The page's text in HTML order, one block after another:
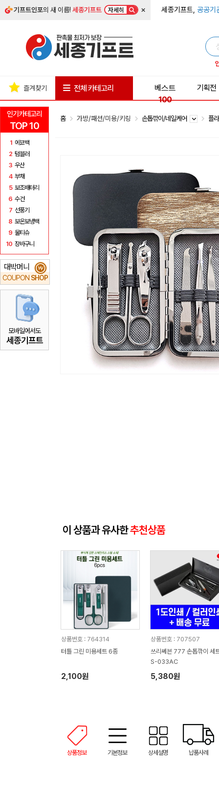
기프트인포의 새 이름!세종기프트 자세히 × 세종기프트, 공공기
인기카테고리
TOP 10
1 에코백
2 텀블러
3 우산
4 부채
5 보조배터리
6 수건
7 선풍기
8 보온보냉백
9 물티슈
10 장바구니
대박머니
COUPON SHOP
₩
모바일에서도
세종기프트
즐겨찾기 전체 카테고리
베스트
100
기획전
홈 가방/패션/미용/키링 손톱깎이/네일케어 플
이 상품과 유사한추천상품
상품번호 : 764314
터틀 그린 미용세트 6종
2,100원
상품번호 : 707507
쓰리쎄븐 777 손톱깎이 세
S-033AC
5,380원
상품정보 기본정보 상세설명 납품사례